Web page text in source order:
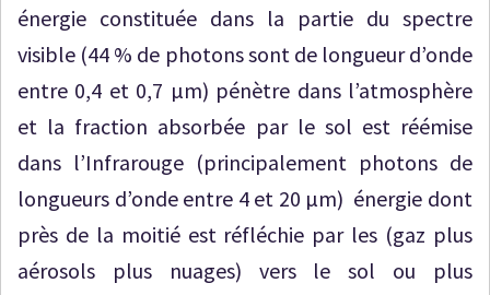
énergie constituée dans la partie du spectre
visible (44 % de photons sont de longueur d’onde
entre 0,4 et 0,7 µm) pénètre dans l’atmosphère
et la fraction absorbée par le sol est réémise
dans l’Infrarouge (principalement photons de
longueurs d’onde entre 4 et 20 µm) énergie dont
près de la moitié est réfléchie par les (gaz plus
aérosols plus nuages) vers le sol ou plus